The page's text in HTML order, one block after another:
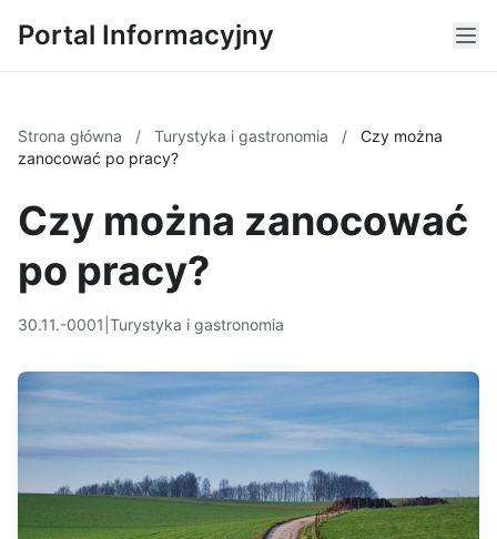
Portal Informacyjny
Strona główna / Turystyka i gastronomia /
Czy można
zanocować po pracy?
Czy można zanocować
po pracy?
30.11.-0001 Turystyka i gastronomia